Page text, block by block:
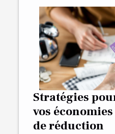
Stratégies
vos
de réduction